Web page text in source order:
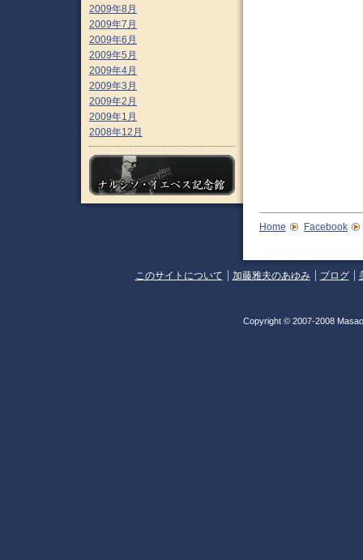
2009年8月
2009年7月
2009年6月
2009年5月
2009年4月
2009年3月
2009年2月
2009年1月
2008年12月
Home Facebook
このサイトについて 加藤雅夫のあゆみ ブログ
Copyright © 2007-2008